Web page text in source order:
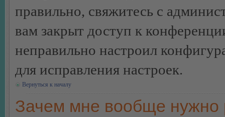
правильно, свяжитесь с
вам закрыт доступ к
неправильно настроил
для исправления настроек.
Вернуться к началу
Зачем мне вообще нужно